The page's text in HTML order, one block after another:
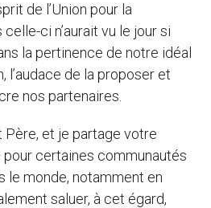
de l’Union pour la
ci n’aurait vu le jour si
la pertinence de notre idéal
l’audace de la proposer et
nos partenaires.
Père, et je partage votre
certaines communautés
le monde, notamment en
saluer, à cet égard,